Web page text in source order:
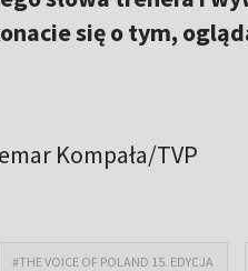
się o tym,
Kompała/TVP
#THE VOICE OF POLAND 15. EDYCJA